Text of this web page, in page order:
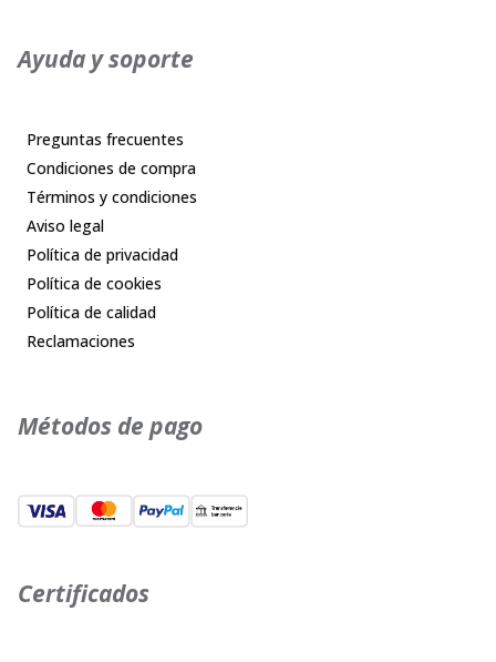
Ayuda y soporte
Preguntas frecuentes
Condiciones de compra
Términos y condiciones
Aviso legal
Política de privacidad
Política de cookies
Política de calidad
Reclamaciones
Métodos de pago
Certificados